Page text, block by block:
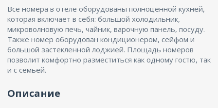
Все номера в отеле оборудованы полноценной кухней,
которая включает в себя: большой холодильник,
микроволновую печь, чайник, варочную панель, посуду.
Также номер оборудован кондиционером, сейфом и
большой застекленной лоджией. Площадь номеров
позволит комфортно разместиться как одному гостю, так
и с семьей.
Описание